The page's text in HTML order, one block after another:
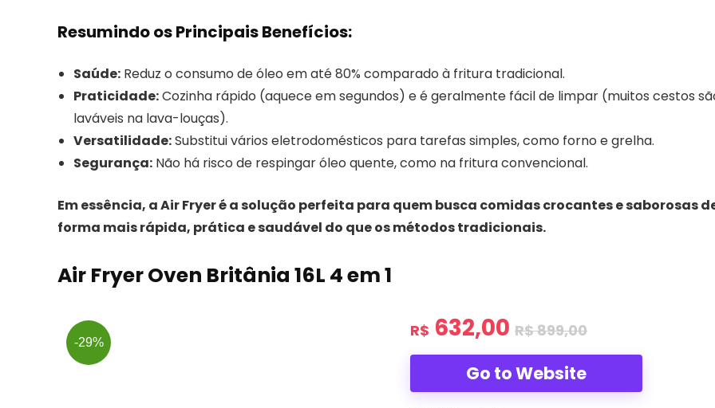
Resumindo os Principais Benefícios:
Saúde: Reduz o consumo de óleo em até 80% comparado à fritura tradicional.
Praticidade:Cozinha rápido (aquece em segundos) e é geralmente fácil de limpar (muitos cestos
laváveis na lava-louças).
Versatilidade:Substitui vários eletrodomésticos para tarefas simples, como forno e grelha.
Segurança: Não há risco de respingar óleo quente, como na fritura convencional.
Em essência, a Air Fryer é a solução perfeita para quem busca comidas crocantes e saborosas
forma mais rápida, prática e saudável do que os métodos tradicionais.
Air Fryer Oven Britânia 16L 4 em 1
-29%
R$ 632,00R$899,00
Go to Website